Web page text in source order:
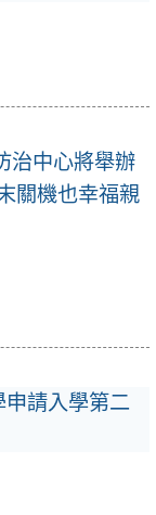
治中心將舉辦
關機也幸福親
請入學第二